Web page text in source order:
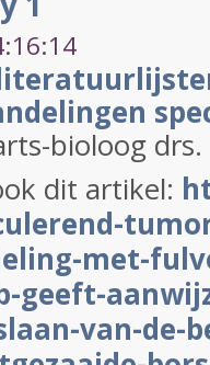
bioloog
dit artikel:
met-
geeft-
van-de-